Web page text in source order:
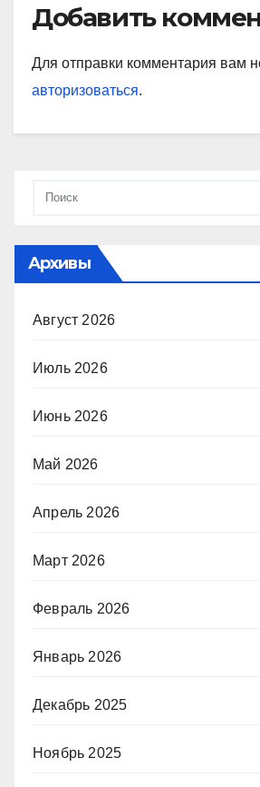
Добавить
Для отправки комментария вам
авторизоваться.
Архивы
Август 2026
Июль 2026
Июнь 2026
Май 2026
Апрель 2026
Март 2026
Февраль 2026
Январь 2026
Декабрь 2025
Ноябрь 2025